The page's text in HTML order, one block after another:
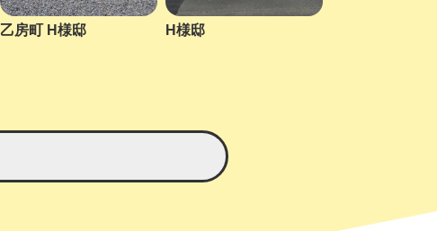
乙房町 H様邸 H様邸